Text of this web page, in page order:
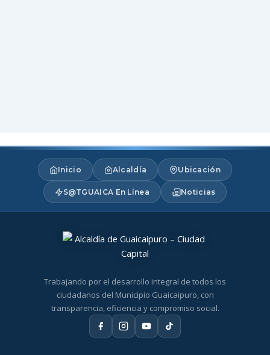
Inicio Alcaldía Ubicación
S@TGUAICA En Línea Noticias
Trabajando por el desarrollo integral de todos los
ciudadanos del Municipio Guaicaipuro, con
transparencia, eficiencia y compromiso social.